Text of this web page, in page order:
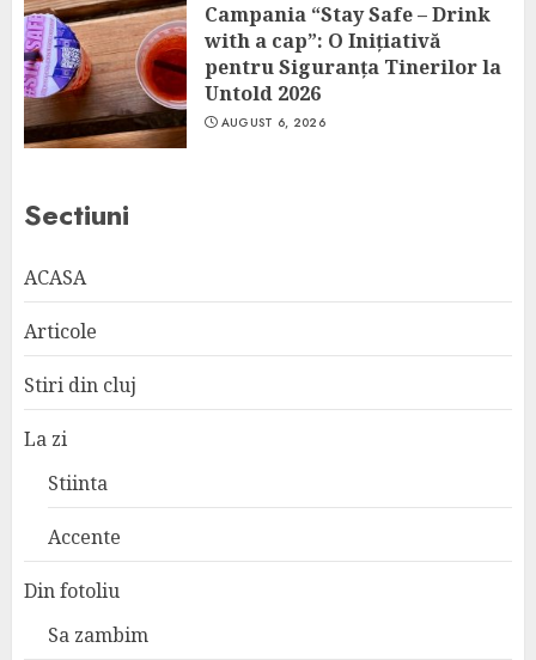
Campania “Stay Safe – Drink
with a cap”: O Inițiativă
pentru Siguranța Tinerilor la
Untold 2026
AUGUST 6, 2026
Sectiuni
ACASA
Articole
Stiri din cluj
La zi
Stiinta
Accente
Din fotoliu
Sa zambim